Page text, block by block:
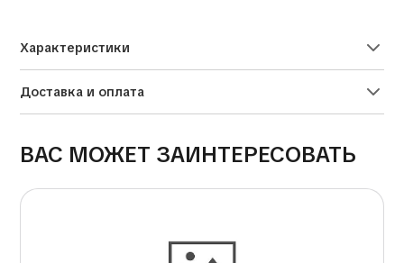
Характеристики
Доставка и оплата
ВАС МОЖЕТ ЗАИНТЕРЕСОВАТЬ